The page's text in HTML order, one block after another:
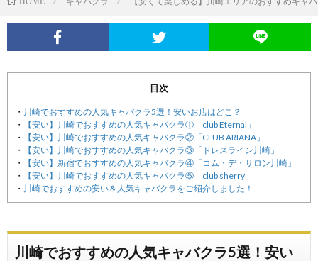
目次
川崎でおすすめの人気キャバクラ5選！安いお店はどこ？
【安い】川崎でおすすめの人気キャバクラ①「club Eternal」
【安い】川崎でおすすめの人気キャバクラ②「CLUB ARIANA」
【安い】川崎でおすすめの人気キャバクラ③「ドレスライン川崎」
【安い】新宿でおすすめの人気キャバクラ④「コム・デ・サロン川崎」
【安い】川崎でおすすめの人気キャバクラ⑤「club sherry」
川崎でおすすめの安い＆人気キャバクラをご紹介しました！
川崎でおすすめの人気キャバクラ5選！安い